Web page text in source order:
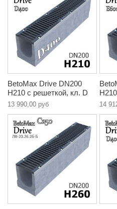
BetoMax Drive DN200
H210 с решеткой, кл. D
13 990,00 руб 14